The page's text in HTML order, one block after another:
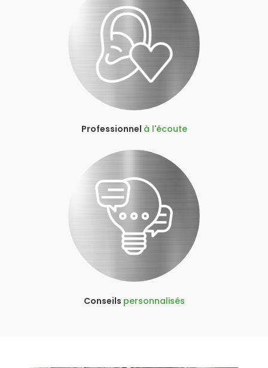
Professionnel à l'écoute
Conseils personnalisés